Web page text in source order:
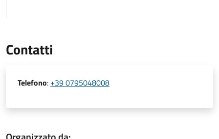
Contatti
Telefono: +39 0795048008